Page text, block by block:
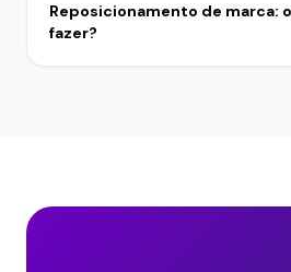
Reposicionamento de marca:
fazer?